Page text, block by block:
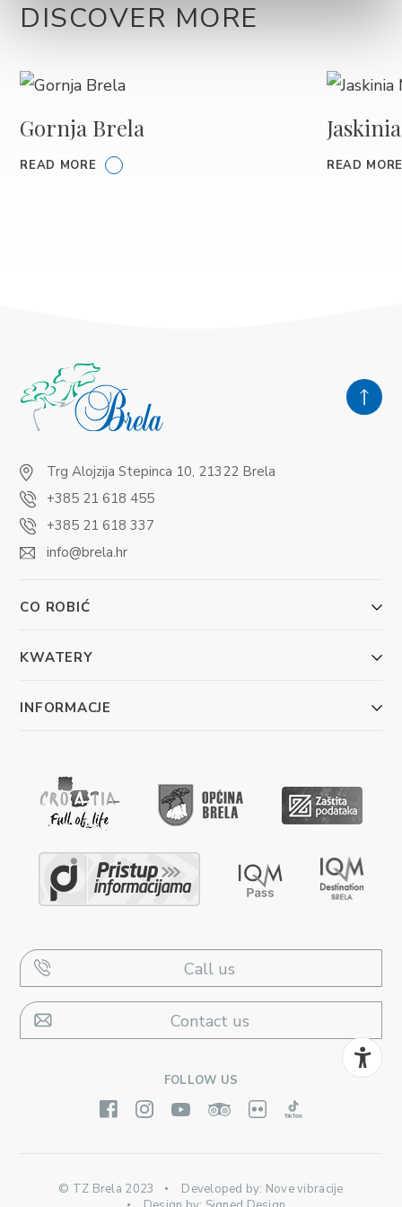
DISCOVER MORE
Gornja Brela
READ MORE READ MORE
Trg Alojzija Stepinca 10, 21322 Brela
+385 21 618 455
+385 21 618 337
info@brela.hr
CO ROBIĆ
KWATERY
INFORMACJE
Call us
Contact us
FOLLOW US
© TZ Brela 2023 Developed by: Nove vibracije